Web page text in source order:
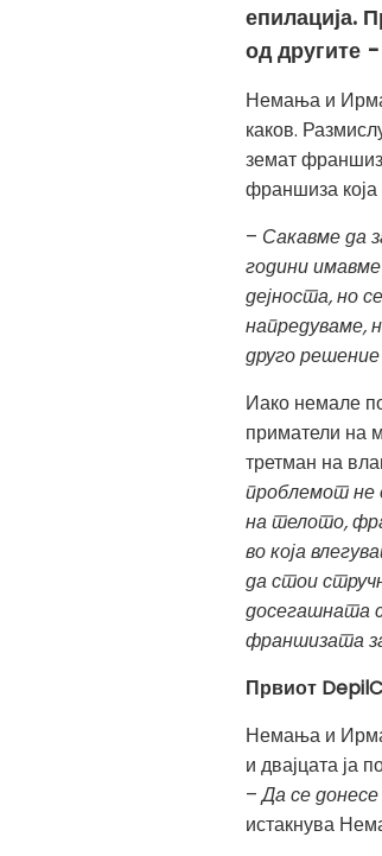
епилација.
од другите
Немања и Ирма
каков.
земат
франшиза која
– Сакавме да
години
дејноста, но
напредуваме,
друго решение
Иако немале
приматели на
третман на
проблемот не
на телото,
во која
да стои
досегашната
франшизата
Првиот
Немања и Ирма
и двајцата ја
–Да се
истакнува